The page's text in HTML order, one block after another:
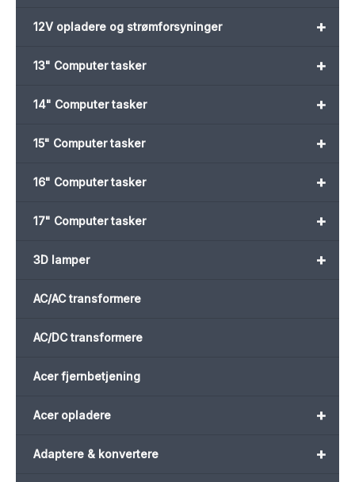
+
12V opladere og strømforsyninger
+
13" Computer tasker
+
14" Computer tasker
+
15" Computer tasker
+
16" Computer tasker
+
17" Computer tasker
+
3D lamper
AC/AC transformere
AC/DC transformere
Acer fjernbetjening
+
Acer opladere
+
Adaptere & konvertere